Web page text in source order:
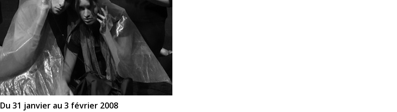
Du 31 janvier au 3 février 2008